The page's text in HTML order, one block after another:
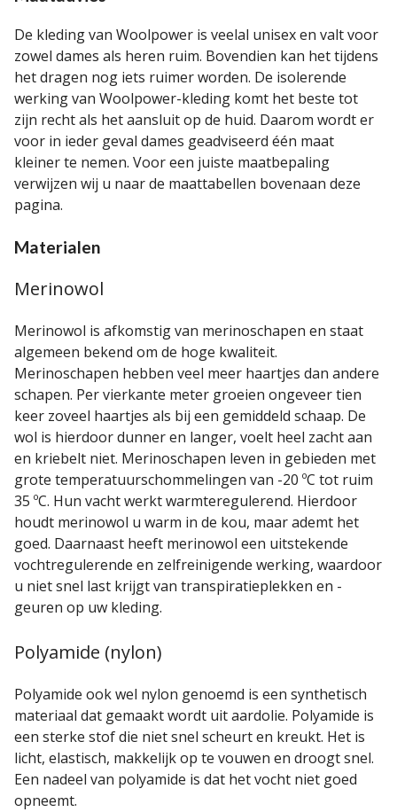
De kleding van Woolpower is veelal unisex en valt voor
zowel dames als heren ruim. Bovendien kan het tijdens
het dragen nog iets ruimer worden. De isolerende
werking van Woolpower-kleding komt het beste tot
zijn recht als het aansluit op de huid. Daarom wordt er
voor in ieder geval dames geadviseerd één maat
kleiner te nemen. Voor een juiste maatbepaling
verwijzen wij u naar de maattabellen bovenaan deze
pagina.
Materialen
Merinowol
Merinowol is afkomstig van merinoschapen en staat
algemeen bekend om de hoge kwaliteit.
Merinoschapen hebben veel meer haartjes dan andere
schapen. Per vierkante meter groeien ongeveer tien
keer zoveel haartjes als bij een gemiddeld schaap. De
wol is hierdoor dunner en langer, voelt heel zacht aan
en kriebelt niet. Merinoschapen leven in gebieden met
grote temperatuurschommelingen van -20 ºC tot ruim
35 ºC. Hun vacht werkt warmteregulerend. Hierdoor
houdt merinowol u warm in de kou, maar ademt het
goed. Daarnaast heeft merinowol een uitstekende
vochtregulerende en zelfreinigende werking, waardoor
u niet snel last krijgt van transpiratieplekken en -
geuren op uw kleding.
Polyamide (nylon)
Polyamide ook wel nylon genoemd is een synthetisch
materiaal dat gemaakt wordt uit aardolie. Polyamide is
een sterke stof die niet snel scheurt en kreukt. Het is
licht, elastisch, makkelijk op te vouwen en droogt snel.
Een nadeel van polyamide is dat het vocht niet goed
opneemt.